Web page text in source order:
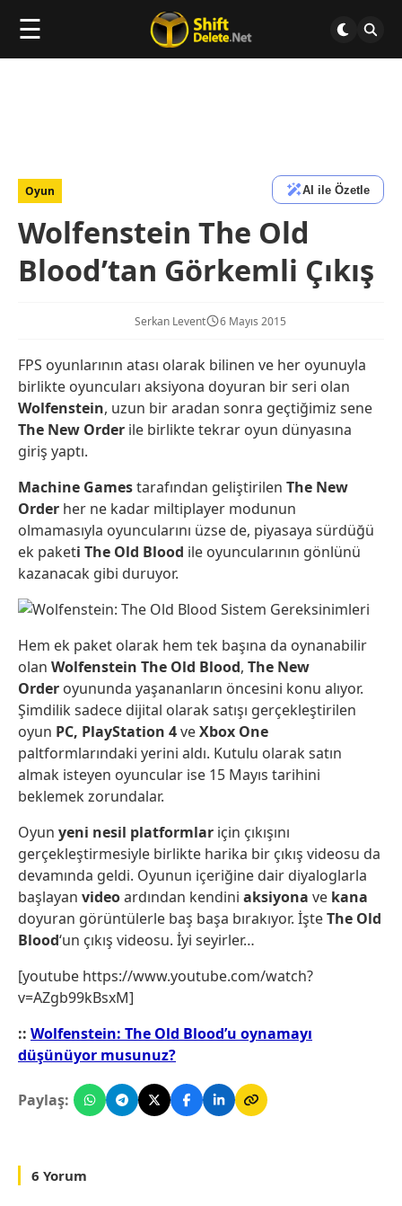
☰
Oyun AI ile Özetle
Wolfenstein The Old
Blood’tan Görkemli Çıkış
Serkan Levent 6 Mayıs 2015
FPS oyunlarının atası olarak bilinen ve her oyunuyla
birlikte oyuncuları aksiyona doyuran bir seri olan
Wolfenstein, uzun bir aradan sonra geçtiğimiz sene
The New Order ile birlikte tekrar oyun dünyasına
giriş yaptı.
Machine Gamestarafından geliştirilen The New
Order her ne kadar miltiplayer modunun
olmamasıyla oyuncularını üzse de, piyasaya sürdüğü
ek paketi The Old Blood ile oyuncularının gönlünü
kazanacak gibi duruyor.
Hem ek paket olarak hem tek başına da oynanabilir
olan Wolfenstein The Old Blood, The New
Order oyununda yaşananların öncesini konu alıyor.
Şimdilik sadece dijital olarak satışı gerçekleştirilen
oyun PC, PlayStation 4veXbox One
paltformlarındaki yerini aldı. Kutulu olarak satın
almak isteyen oyuncular ise 15 Mayıs tarihini
beklemek zorundalar.
Oyun yeni nesil platformlar için çıkışını
gerçekleştirmesiyle birlikte harika bir çıkış videosu da
devamında geldi. Oyunun içeriğine dair diyaloglarla
başlayan videoardından kendini aksiyona ve kana
doyuran görüntülerle baş başa bırakıyor. İşteThe Old
Blood‘un çıkış videosu. İyi seyirler…
[youtube https://www.youtube.com/watch?
v=AZgb99kBsxM]
:: Wolfenstein: The Old Blood’u oynamayı
düşünüyor musunuz?
Paylaş:
6 Yorum